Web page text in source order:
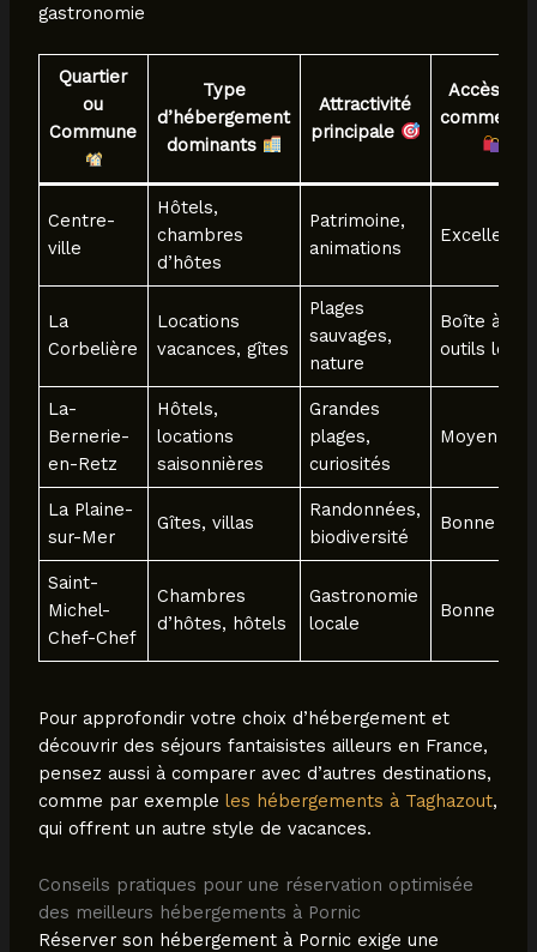
gastronomie
Quartier
ou
Commune
Type
d’hébergement
dominants
Attractivité
principale
Accès aux
Centre-
ville
Hôtels,
chambres
d’hôtes
Patrimoine,
animations
Excellente
La
Corbelière
Locations
vacances, gîtes
Plages
sauvages,
nature
Boîte à
outils
La-
Bernerie-
en-Retz
Hôtels,
locations
saisonnières
Grandes
plages,
curiosités
Moyenne
La Plaine-
sur-Mer
Gîtes, villas
Randonnées,
biodiversité
Bonne
Saint-
Michel-
Chef-Chef
Chambres
d’hôtes, hôtels
Gastronomie
locale
Bonne
Pour approfondir votre choix d’hébergement et
découvrir des séjours fantaisistes ailleurs en France,
pensez aussi à comparer avec d’autres destinations,
comme par exemple les hébergements à Taghazout,
qui offrent un autre style de vacances.
Conseils pratiques pour une réservation optimisée
des meilleurs hébergements à Pornic
Réserver son hébergement à Pornic exige une